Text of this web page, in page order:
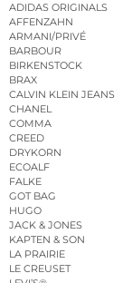
ADIDAS ORIGINALS
AFFENZAHN
ARMANI/PRIVÉ
BARBOUR
BIRKENSTOCK
BRAX
CALVIN KLEIN JEANS
CHANEL
COMMA
CREED
DRYKORN
ECOALF
FALKE
GOT BAG
HUGO
JACK & JONES
KAPTEN & SON
LA PRAIRIE
LE CREUSET